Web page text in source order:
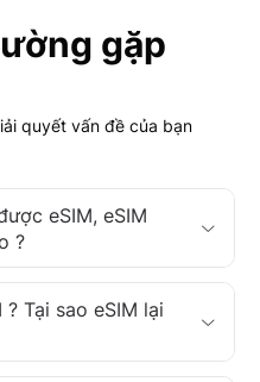
gặp
quyết vấn đề của bạn
eSIM, eSIM
?
Tại sao eSIM lại